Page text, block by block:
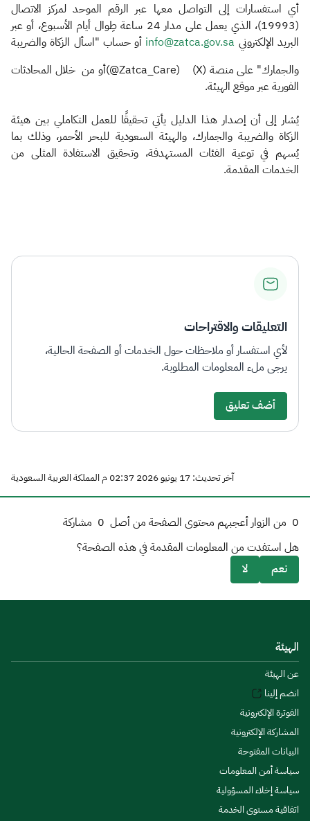
أي استفسارات إلى التواصل معها عبر الرقم الموحد لمركز الاتصال
(19993)، الذي يعمل على مدار 24 ساعة طِوال أيام الأسبوع، أو عبر
البريد الإلكتروني info@zatca.gov.sa أو حساب "اسأل الزكاة والضريبة
والجمارك" على منصة (X) (Zatca_Care@)أو من خلال المحادثات
الفورية عبر موقع الهيئة.
يُشار إلى أن إصدار هذا الدليل يأتي تحقيقًا للعمل التكاملي بين هيئة
الزكاة والضريبة والجمارك، والهيئة السعودية للبحر الأحمر، وذلك بما
يُسهم في توعية الفئات المستهدفة، وتحقيق الاستفادة المثلى من
الخدمات المقدمة. ​
التعليقات والاقتراحات
لأي استفسار أو ملاحظات حول الخدمات أو الصفحة الحالية،
يرجى ملء المعلومات المطلوبة.
أضف تعليق
آخر تحديث: 17 يونيو 2026 02:37 م المملكة العربية السعودية
0 من الزوار أعجبهم محتوى الصفحة من أصل 0 مشاركة
هل استفدت من المعلومات المقدمة في هذه الصفحة؟
نعم
لا
الهيئة
عن الهيئة
انضم إلينا
الفوترة الإلكترونية
المشاركة الإلكترونية
البيانات المفتوحة
سياسة أمن المعلومات
سياسة إخلاء المسؤولية
اتفاقية مستوى الخدمة